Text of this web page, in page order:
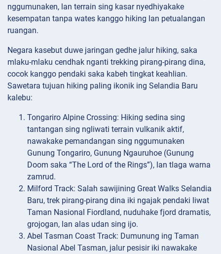
nggumunaken, lan terrain sing kasar nyedhiyakake
kesempatan tanpa wates kanggo hiking lan petualangan
ruangan.
Negara kasebut duwe jaringan gedhe jalur hiking, saka
mlaku-mlaku cendhak nganti trekking pirang-pirang dina,
cocok kanggo pendaki saka kabeh tingkat keahlian.
Sawetara tujuan hiking paling ikonik ing Selandia Baru
kalebu:
Tongariro Alpine Crossing: Hiking sedina sing
tantangan sing ngliwati terrain vulkanik aktif,
nawakake pemandangan sing nggumunaken
Gunung Tongariro, Gunung Ngauruhoe (Gunung
Doom saka “The Lord of the Rings”), lan tlaga warna
zamrud.
Milford Track: Salah sawijining Great Walks Selandia
Baru, trek pirang-pirang dina iki ngajak pendaki liwat
Taman Nasional Fiordland, nuduhake fjord dramatis,
grojogan, lan alas udan sing ijo.
Abel Tasman Coast Track: Dumunung ing Taman
Nasional Abel Tasman, jalur pesisir iki nawakake